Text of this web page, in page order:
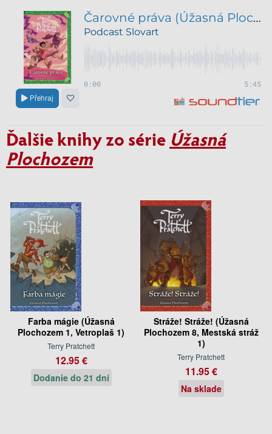
Ďalšie knihy zo série Úžasná
Plochozem
Farba mágie (Úžasná
Plochozem 1, Vetroplaš 1)
Terry Pratchett
12.95 €
Dodanie do 21 dní
Stráže! Stráže! (Úžasná
Plochozem 8, Mestská stráž
1)
Terry Pratchett
11.95 €
Na sklade